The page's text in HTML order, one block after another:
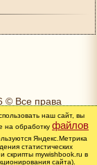
© Все права
Желаний
вместе
данных
наш сайт, вы
на обработку файлов
Яндекс.Метрика
статистических
скрипты mywishbook.ru в
сайта).